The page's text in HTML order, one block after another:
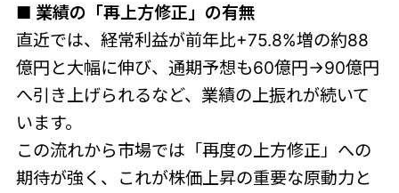
■ 業績の「再上方修正」の有無
直近では、経常利益が前年比+75.8%増の約88
億円と大幅に伸び、通期予想も60億円→90億円
へ引き上げられるなど、業績の上振れが続いて
います。
この流れから市場では「再度の上方修正」への
期待が強く、これが株価上昇の重要な原動力と